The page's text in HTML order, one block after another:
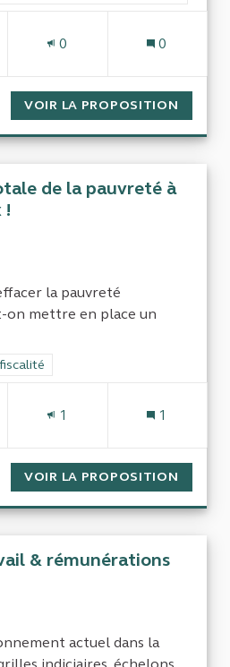
0 0
VOIR LA PROPOSITION
de la pauvreté à
!
la pauvreté
on mettre en place un
catégorie : Finances publiques &
1 1
VOIR LA PROPOSITION
& rémunérations
actuel dans la